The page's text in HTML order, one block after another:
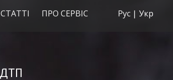
Рус | Укр
СТАТТІ ПРО СЕРВІС